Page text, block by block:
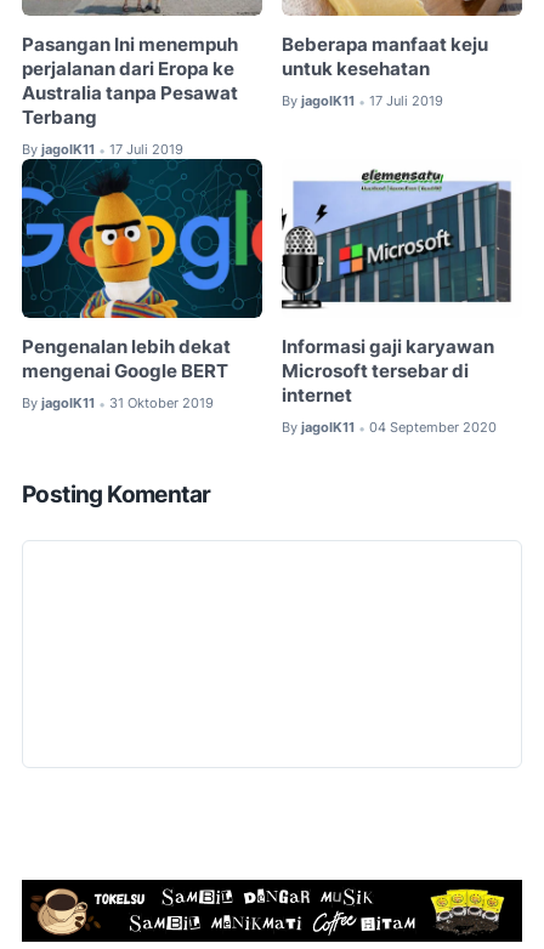
Pasangan Ini menempuh
perjalanan dari Eropa ke
Australia tanpa Pesawat
Terbang
By jagoIK11 • 17 Juli 2019
Beberapa manfaat keju
untuk kesehatan
By jagoIK11 • 17 Juli 2019
Pengenalan lebih dekat
mengenai Google BERT
By jagoIK11 • 31 Oktober 2019
Informasi gaji karyawan
Microsoft tersebar di
internet
By jagoIK11 • 04 September 2020
Posting Komentar